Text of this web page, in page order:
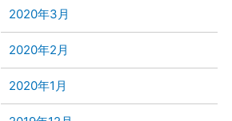
2020年3月
2020年2月
2020年1月